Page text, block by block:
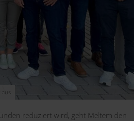
aus.
reduziert wird, geht Meltem den